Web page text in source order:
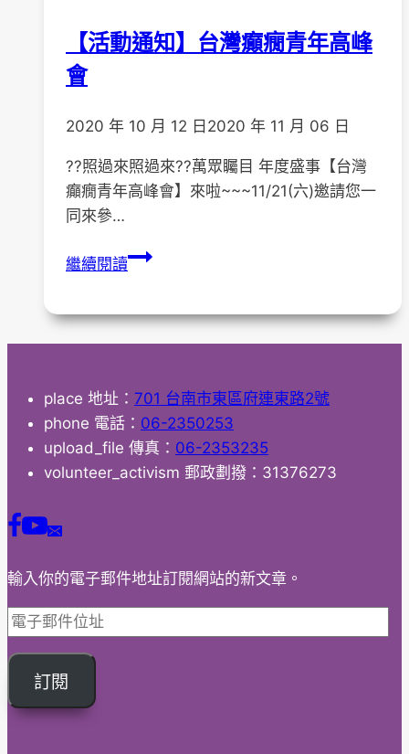
【活動通知】台灣癲癇青年高峰
會
2020 年 10 月 12 日 2020 年 11 月 06 日
??照過來照過來??萬眾矚目 年度盛事【台灣
癲癇青年高峰會】來啦~~~11/21(六)邀請您一
同來參…
繼續閱讀【活
知】
癲
癇
青
年
place 地址： 701 台南市東區府連東路2號
phone 電話： 06-2350253
upload_file 傳真： 06-2353235
volunteer_activism 郵政劃撥：31376273
輸入你的電子郵件地址訂閱網站的新文章。
電
子
郵
位
訂閱